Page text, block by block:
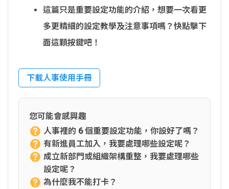
這篇只是重要設定功能的介紹，想要一次看更
多更精細的設定教學及注意事項嗎？快點擊下
面這顆按鍵吧！
下載人事使用手冊
您可能會感興趣
人事裡的 6 個重要設定功能，你設好了嗎？
有新進員工加入，我要處理哪些設定呢？
成立新部門或組織架構重整，我要處理哪些
設定呢？
為什麼我不能打卡？